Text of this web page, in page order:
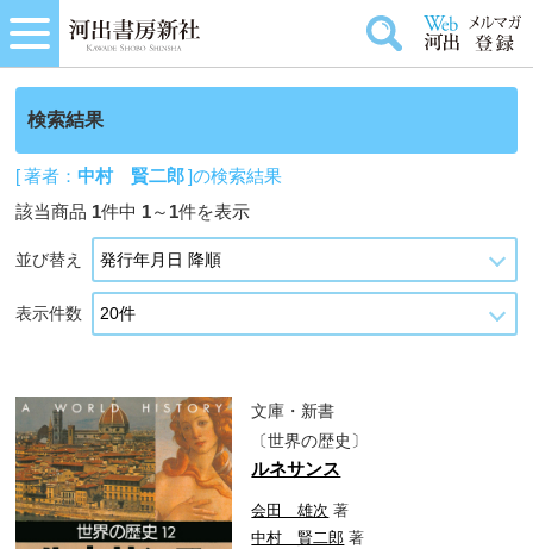
検索結果
[ 著者：中村 賢二郎]の検索結果
該当商品 1件中 1～ 1件を表示
並び替え
表示件数
文庫・新書
〔世界の歴史〕
ルネサンス
会田 雄次 著
中村 賢二郎 著